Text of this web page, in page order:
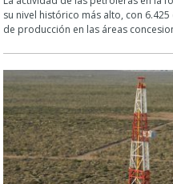
su nivel histórico más alto, con
de producción en las áreas